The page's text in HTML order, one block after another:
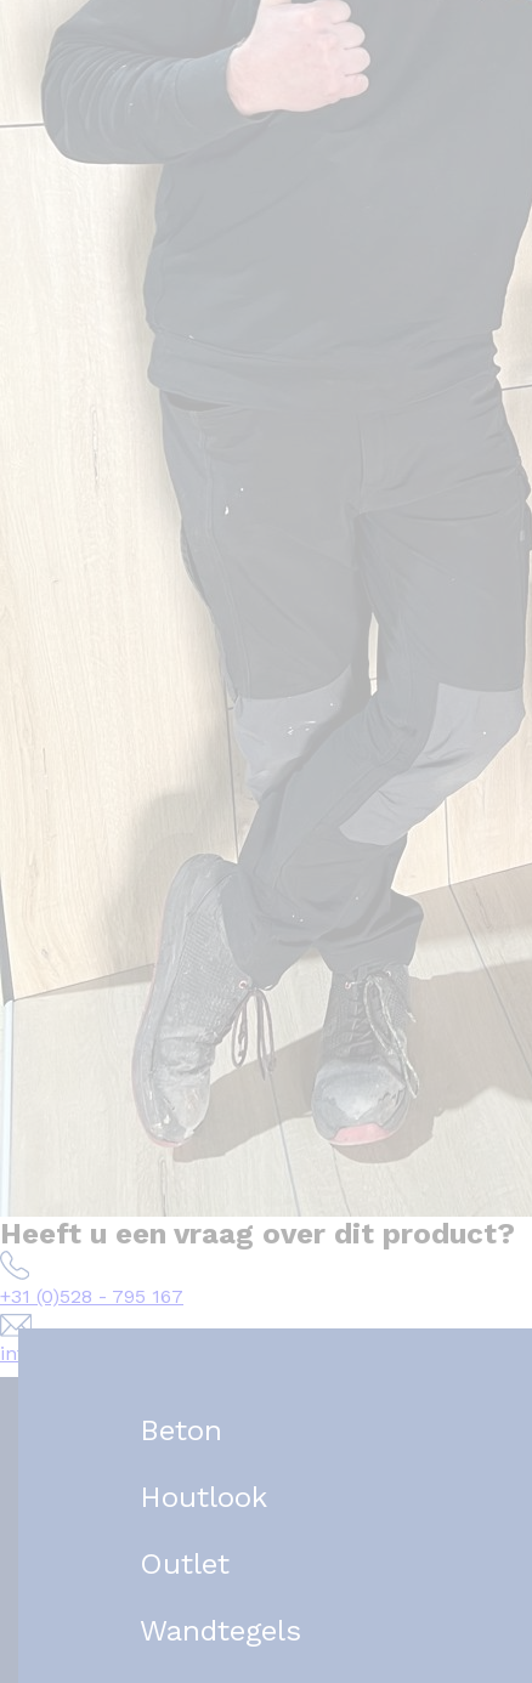
Heeft u een vraag over dit product?
+31 (0)528 - 795 167
info@het-tegelplein.nl
Beton
Houtlook
Outlet
Wandtegels